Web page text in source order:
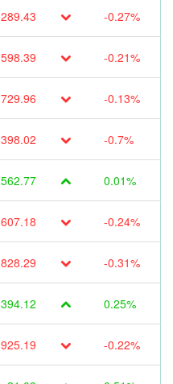
-0.27%
-0.21%
-0.13%
-0.7%
0.01%
-0.24%
-0.31%
0.25%
-0.22%